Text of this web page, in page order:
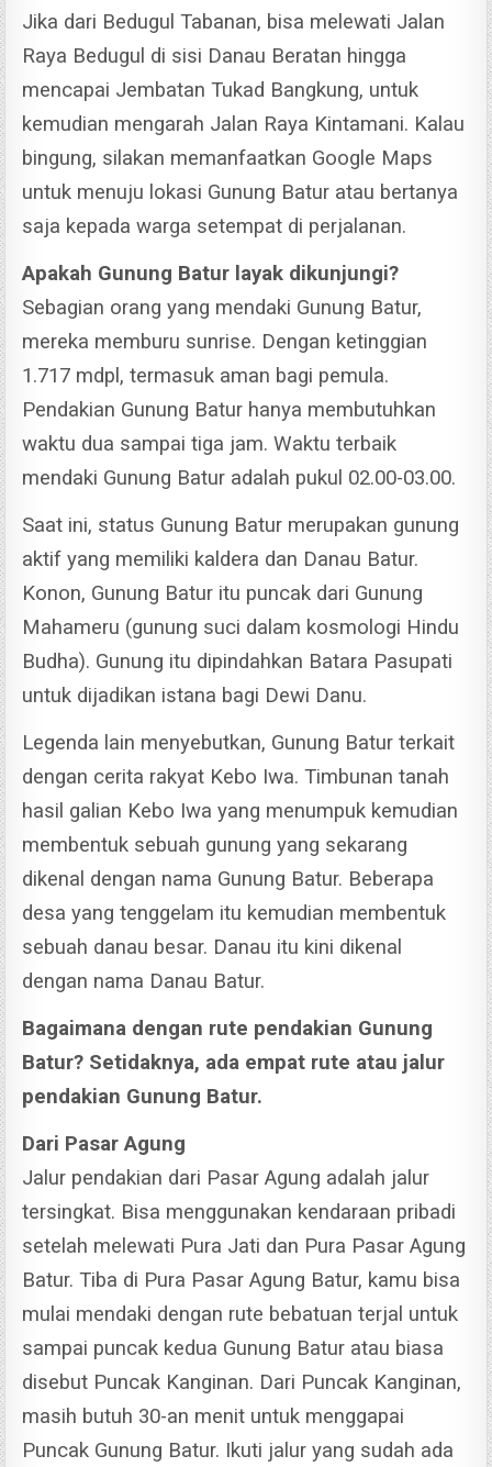
Jika dari Bedugul Tabanan, bisa melewati Jalan
Raya Bedugul di sisi Danau Beratan hingga
mencapai Jembatan Tukad Bangkung, untuk
kemudian mengarah Jalan Raya Kintamani. Kalau
bingung, silakan memanfaatkan Google Maps
untuk menuju lokasi Gunung Batur atau bertanya
saja kepada warga setempat di perjalanan.
Apakah Gunung Batur layak dikunjungi?
Sebagian orang yang mendaki Gunung Batur,
mereka memburu sunrise. Dengan ketinggian
1.717 mdpl, termasuk aman bagi pemula.
Pendakian Gunung Batur hanya membutuhkan
waktu dua sampai tiga jam. Waktu terbaik
mendaki Gunung Batur adalah pukul 02.00-03.00.
Saat ini, status Gunung Batur merupakan gunung
aktif yang memiliki kaldera dan Danau Batur.
Konon, Gunung Batur itu puncak dari Gunung
Mahameru (gunung suci dalam kosmologi Hindu
Budha). Gunung itu dipindahkan Batara Pasupati
untuk dijadikan istana bagi Dewi Danu.
Legenda lain menyebutkan, Gunung Batur terkait
dengan cerita rakyat Kebo Iwa.Timbunan tanah
hasil galian Kebo Iwa yang menumpuk kemudian
membentuk sebuah gunung yang sekarang
dikenal dengan nama Gunung Batur. Beberapa
desa yang tenggelam itu kemudian membentuk
sebuah danau besar. Danau itu kini dikenal
dengan nama Danau Batur.
Bagaimana dengan rute pendakian Gunung
Batur? Setidaknya, ada empat rute atau jalur
pendakian Gunung Batur.
Dari Pasar Agung
Jalur pendakian dari Pasar Agung adalah jalur
tersingkat. Bisa menggunakan kendaraan pribadi
setelah melewati Pura Jati dan Pura Pasar Agung
Batur.Tiba di Pura Pasar Agung Batur, kamu bisa
mulai mendaki dengan rute bebatuan terjal untuk
sampai puncak kedua Gunung Batur atau biasa
disebut Puncak Kanginan. Dari Puncak Kanginan,
masih butuh 30-an menit untuk menggapai
Puncak Gunung Batur. Ikuti jalur yang sudah ada